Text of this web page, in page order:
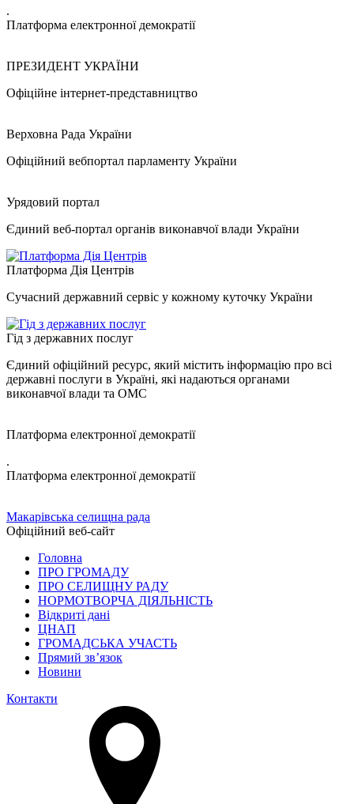
.
Платформа електронної демократії
ПРЕЗИДЕНТ УКРАЇНИ
Офіційне інтернет-представництво
Верховна Рада України
Офіційний вебпортал парламенту України
Урядовий портал
Єдиний веб-портал органів виконавчої влади України
Платформа Дія Центрів
Сучасний державний сервіс у кожному куточку України
Гід з державних послуг
Єдиний офіційний ресурс, який містить інформацію про всі
державні послуги в Україні, які надаються органами
виконавчої влади та ОМС
Платформа електронної демократії
.
Платформа електронної демократії
Макарівська селищна рада
Офіційний веб-сайт
Головна
ПРО ГРОМАДУ
ПРО СЕЛИЩНУ РАДУ
НОРМОТВОРЧА ДІЯЛЬНІСТЬ
Відкриті дані
ЦНАП
ГРОМАДСЬКА УЧАСТЬ
Прямий зв’язок
Новини
Контакти